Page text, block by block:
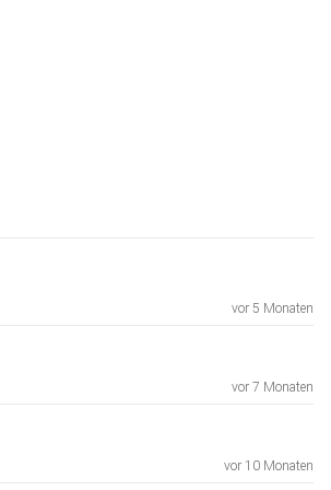
vor 5 Monaten
vor 7 Monaten
vor 10 Monaten